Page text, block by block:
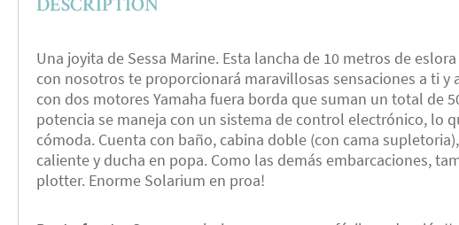
DESCRIPTION
Una joyita de Sessa Marine. Esta lancha de 10 metros de
con nosotros te proporcionará maravillosas sensaciones a ti y
con dos motores Yamaha fuera borda que suman un total de
potencia se maneja con un sistema de control electrónico, lo
cómoda. Cuenta con baño, cabina doble (con cama
caliente y ducha en popa. Como las demás embarcaciones,
plotter. Enorme Solarium en proa!